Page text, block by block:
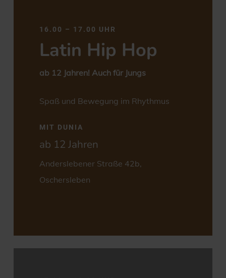
16.00 – 17.00 UHR
Latin Hip Hop
ab 12 Jahren! Auch für Jungs
Spaß und Bewegung im Rhythmus
MIT DUNIA
ab 12 Jahren
Anderslebener Straße 42b,
Oschersleben